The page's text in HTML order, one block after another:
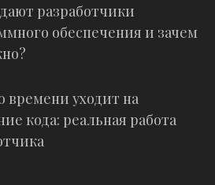
разработчики
обеспечения и зачем
времени уходит на
кода: реальная работа